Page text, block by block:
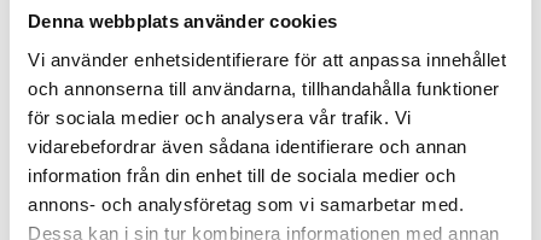
Denna webbplats använder cookies
Vi använder enhetsidentifierare för att anpassa innehållet
och annonserna till användarna, tillhandahålla funktioner
för sociala medier och analysera vår trafik. Vi
vidarebefordrar även sådana identifierare och annan
information från din enhet till de sociala medier och
annons- och analysföretag som vi samarbetar med.
Dessa kan i sin tur kombinera informationen med annan
Under 2024 kommer du som är medlem i någon av dessa
klubbar kunna tävla utan att betala någon greenfee på
respektive klubb vid dessa 4 st tillfällen.
Kristianstad: 26/5
Skepparslöv: 15/6